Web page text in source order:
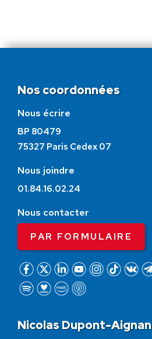
Nos coordonnées
Nous écrire
BP 80479
75327 Paris Cedex 07
Nous joindre
01.84.16.02.24
Nous contacter
PAR FORMULAIRE
Nicolas Dupont-Aignan